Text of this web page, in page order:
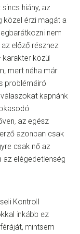
hiány, az
közel érzi magát a
nem
előző részhez
közül
mert néha már
problémáiról
kapnánk
az egész
azonban csak
csak nő az
az elégedetlenség
Kontroll
inkább ez
mintsem